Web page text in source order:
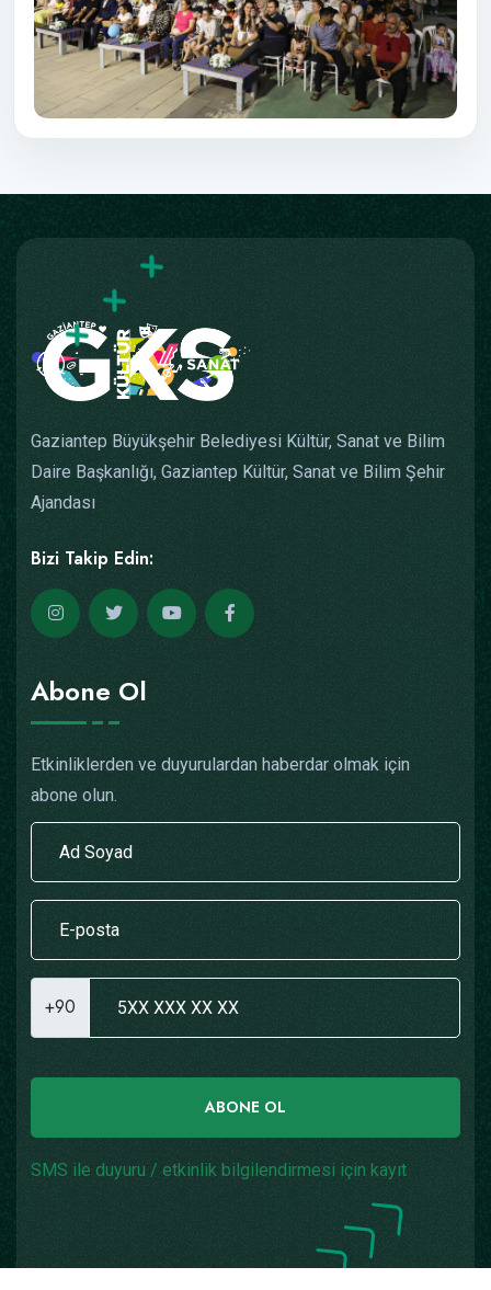
Gaziantep Büyükşehir Belediyesi Kültür, Sanat ve Bilim
Daire Başkanlığı, Gaziantep Kültür, Sanat ve Bilim Şehir
Ajandası
Bizi Takip Edin:
Abone Ol
Etkinliklerden ve duyurulardan haberdar olmak için
abone olun.
+90
ABONE OL
SMS ile duyuru / etkinlik bilgilendirmesi için kayıt